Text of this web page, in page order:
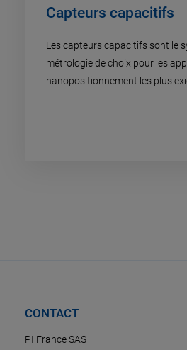
Capteurs capacitifs
Les capteurs capacitifs sont le
métrologie de choix pour les
nanopositionnement les plus
CONTACT
PI France SAS